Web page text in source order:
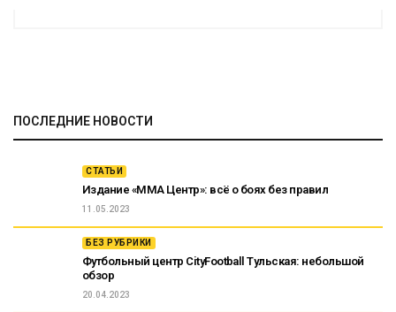
ПОСЛЕДНИЕ НОВОСТИ
СТАТЬИ
Издание «ММА Центр»: всё о боях без правил
11.05.2023
БЕЗ РУБРИКИ
Футбольный центр CityFootball Тульская: небольшой
обзор
20.04.2023